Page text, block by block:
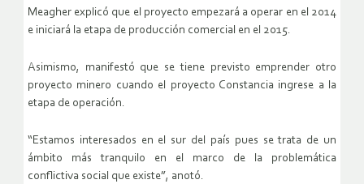
Meagher explicó que el proyecto empezará a operar en el 2014
e iniciará la etapa de producción comercial en el 2015.
Asimismo, manifestó que se tiene previsto emprender otro
proyecto minero cuando el proyecto Constancia ingrese a la
etapa de operación.
“Estamos interesados en el sur del país pues se trata de un
ámbito más tranquilo en el marco de la problemática
conflictiva social que existe”, anotó.